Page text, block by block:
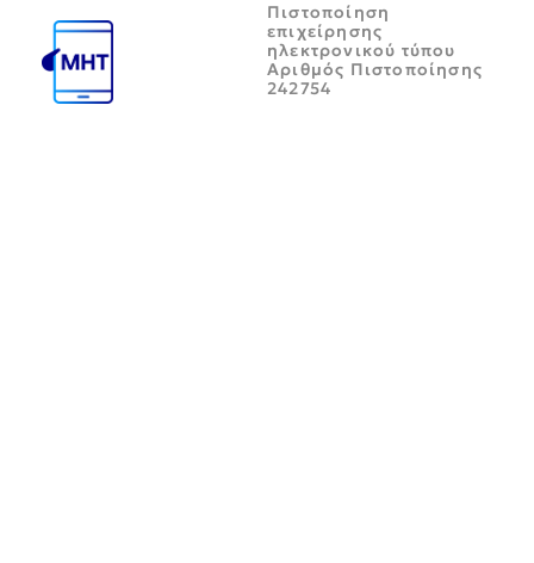
Πιστοποίηση
επιχείρησης
ηλεκτρονικού τύπου
Αριθμός Πιστοποίησης
242754